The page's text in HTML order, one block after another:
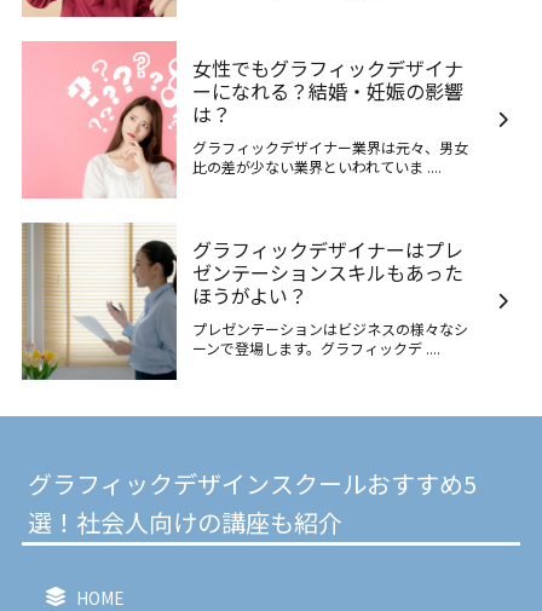
女性でもグラフィックデザイナ
ーになれる？結婚・妊娠の影響
は？
グラフィックデザイナー業界は元々、男女
比の差が少ない業界といわれていま ....
グラフィックデザイナーはプレ
ゼンテーションスキルもあった
ほうがよい？
プレゼンテーションはビジネスの様々なシ
ーンで登場します。グラフィックデ ....
グラフィックデザインスクールおすすめ5
選！社会人向けの講座も紹介
HOME